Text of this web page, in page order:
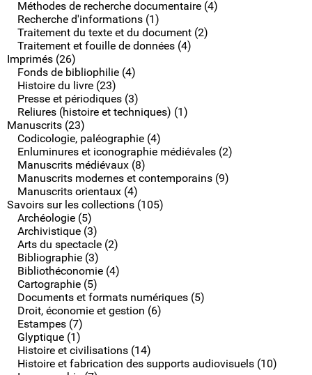
Méthodes de recherche documentaire (4)
Recherche d'informations (1)
Traitement du texte et du document (2)
Traitement et fouille de données (4)
Imprimés (26)
Fonds de bibliophilie (4)
Histoire du livre (23)
Presse et périodiques (3)
Reliures (histoire et techniques) (1)
Manuscrits (23)
Codicologie, paléographie (4)
Enluminures et iconographie médiévales (2)
Manuscrits médiévaux (8)
Manuscrits modernes et contemporains (9)
Manuscrits orientaux (4)
Savoirs sur les collections (105)
Archéologie (5)
Archivistique (3)
Arts du spectacle (2)
Bibliographie (3)
Bibliothéconomie (4)
Cartographie (5)
Documents et formats numériques (5)
Droit, économie et gestion (6)
Estampes (7)
Glyptique (1)
Histoire et civilisations (14)
Histoire et fabrication des supports audiovisuels (10)